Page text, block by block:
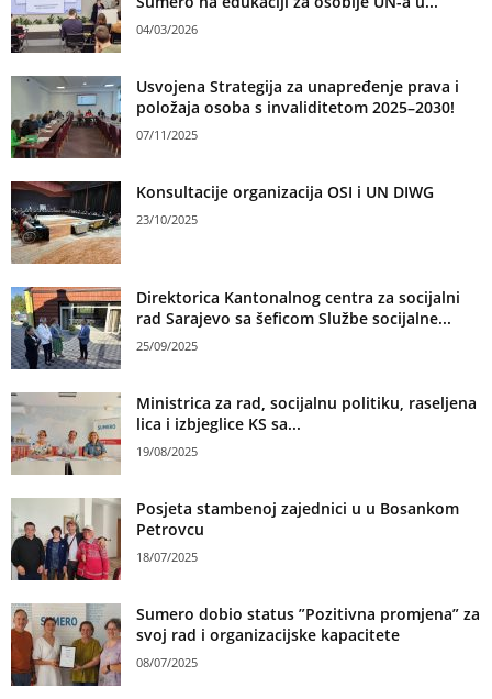
04/03/2026
Usvojena Strategija za unapređenje prava i
položaja osoba s invaliditetom 2025–2030!
07/11/2025
Konsultacije organizacija OSI i UN DIWG
23/10/2025
Direktorica Kantonalnog centra za socijalni
rad Sarajevo sa šeficom Službe socijalne...
25/09/2025
Ministrica za rad, socijalnu politiku, raseljena
lica i izbjeglice KS sa...
19/08/2025
Posjeta stambenoj zajednici u u Bosankom
Petrovcu
18/07/2025
Sumero dobio status ”Pozitivna promjena” za
svoj rad i organizacijske kapacitete
08/07/2025